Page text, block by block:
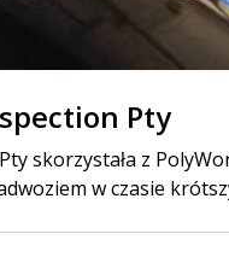
Pty
skorzystała z
w czasie